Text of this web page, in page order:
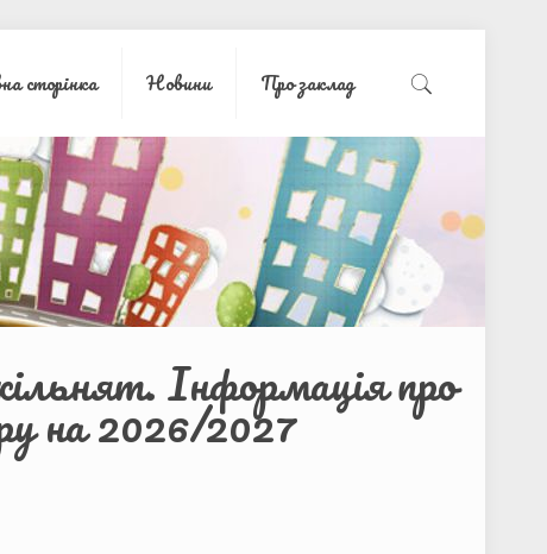
сторінка Новини Про заклад
Інформація про
на 2026/2027